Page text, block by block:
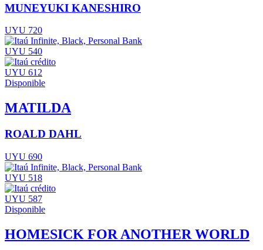
MUNEYUKI KANESHIRO
UYU 720
UYU 540
UYU 612
Disponible
MATILDA
ROALD DAHL
UYU 690
UYU 518
UYU 587
Disponible
HOMESICK FOR ANOTHER WORLD